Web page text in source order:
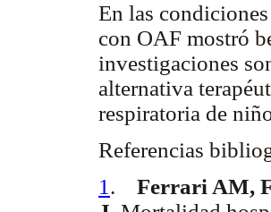
En las
con OAF mostró
investigaciones
alternativa
respiratoria de
Referencias
1. Ferrari AM,